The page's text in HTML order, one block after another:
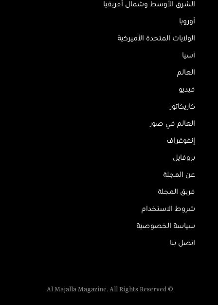
الشرق الأوسط وشمال أفريقيا
أوروبا
الولايات المتحدة الأميركية
آسيا
العالم
فيديو
كاريكاتور
العالم في صور
إنفوغراف
بروفايل
عن المجلة
فريق المجلة
شروط الاستخدام
سياسة الخصوصية
اتصل بنا
© Al Majalla Magazine. All Rights Reserved.